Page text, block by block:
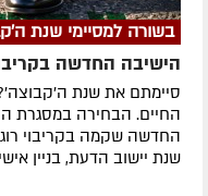
בשורה למסיימי שנת
הישיבה החדשה
סיימתם את שנת
החיים. הבחירה במסגרת
החדשה שקמה בקריבוי רוג
שנת יישוב הדעת, בניין